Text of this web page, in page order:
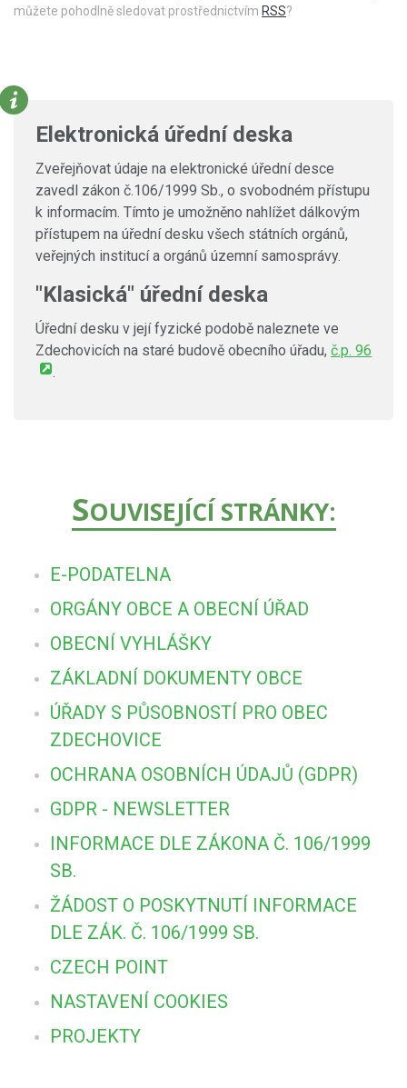
můžete pohodlně sledovat prostřednictvím RSS?
Elektronická úřední deska
Zveřejňovat údaje na elektronické úřední desce
zavedl zákon č.106/1999 Sb., o svobodném přístupu
k informacím. Tímto je umožněno nahlížet dálkovým
přístupem na úřední desku všech státních orgánů,
veřejných institucí a orgánů územní samosprávy.
"Klasická" úřední deska
Úřední desku v její fyzické podobě naleznete ve
Zdechovicích na staré budově obecního úřadu, č.p. 96
.
SOUVISEJÍCÍ STRÁNKY:
E-PODATELNA
ORGÁNY OBCE A OBECNÍ ÚŘAD
OBECNÍ VYHLÁŠKY
ZÁKLADNÍ DOKUMENTY OBCE
ÚŘADY S PŮSOBNOSTÍ PRO OBEC
ZDECHOVICE
OCHRANA OSOBNÍCH ÚDAJŮ (GDPR)
GDPR - NEWSLETTER
INFORMACE DLE ZÁKONA Č. 106/1999
SB.
ŽÁDOST O POSKYTNUTÍ INFORMACE
DLE ZÁK. Č. 106/1999 SB.
CZECH POINT
NASTAVENÍ COOKIES
PROJEKTY